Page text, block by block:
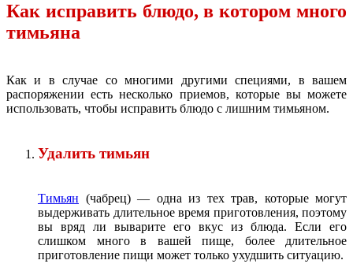
Как исправить блюдо, в котором много
тимьяна
Как и в случае со многими другими специями, в вашем
распоряжении есть несколько приемов, которые вы можете
использовать, чтобы исправить блюдо с лишним тимьяном.
Удалить тимьян
Тимьян (чабрец) — одна из тех трав, которые могут
выдерживать длительное время приготовления, поэтому
вы вряд ли выварите его вкус из блюда. Если его
слишком много в вашей пище, более длительное
приготовление пищи может только ухудшить ситуацию.